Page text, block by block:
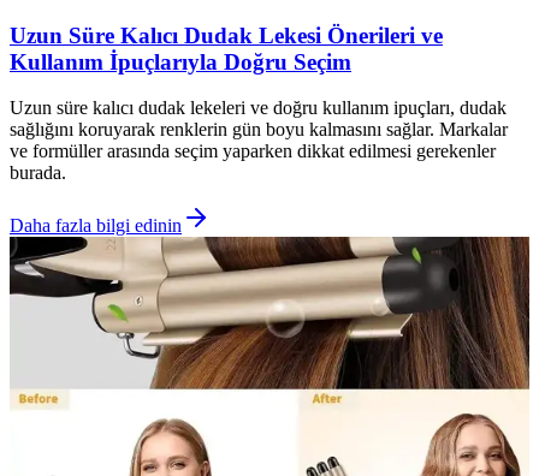
Uzun Süre Kalıcı Dudak Lekesi Önerileri ve
Kullanım İpuçlarıyla Doğru Seçim
Uzun süre kalıcı dudak lekeleri ve doğru kullanım ipuçları, dudak
sağlığını koruyarak renklerin gün boyu kalmasını sağlar. Markalar
ve formüller arasında seçim yaparken dikkat edilmesi gerekenler
burada.
Daha fazla bilgi edinin